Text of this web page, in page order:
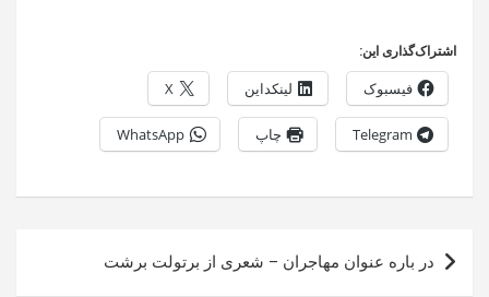
اشتراک‌گذاری این:
فیسبوک لینکداین X
Telegram چاپ WhatsApp
راهبری
نوشته
در باره عنوان مهاجران – شعری از برتولت برشت